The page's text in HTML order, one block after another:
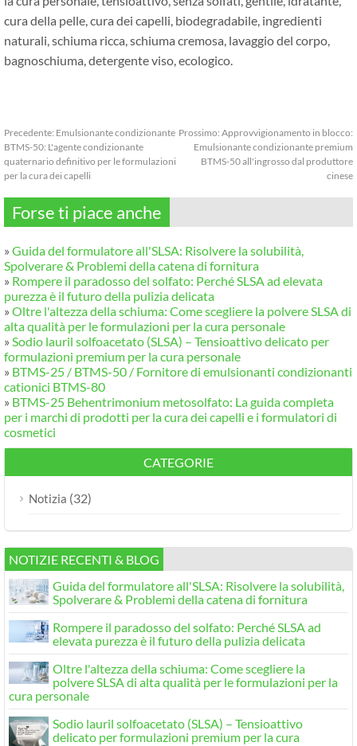
cura della pelle, cura dei capelli, biodegradabile, ingredienti
naturali, schiuma ricca, schiuma cremosa, lavaggio del corpo,
bagnoschiuma, detergente viso, ecologico.
Precedente: Emulsionante condizionante
BTMS-50: L'agente condizionante
quaternario definitivo per le formulazioni
per la cura dei capelli
Prossimo: Approvvigionamento in blocco:
Emulsionante condizionante premium
BTMS-50 all'ingrosso dal produttore
cinese
Forse ti piace anche
» Guida del formulatore all'SLSA: Risolvere la solubilità,
Spolverare & Problemi della catena di fornitura
» Rompere il paradosso del solfato: Perché SLSA ad elevata
purezza è il futuro della pulizia delicata
» Oltre l'altezza della schiuma: Come scegliere la polvere SLSA di
alta qualità per le formulazioni per la cura personale
» Sodio lauril solfoacetato (SLSA) – Tensioattivo delicato per
formulazioni premium per la cura personale
» BTMS-25 / BTMS-50 / Fornitore di emulsionanti condizionanti
cationici BTMS-80
» BTMS-25 Behentrimonium metosolfato: La guida completa
per i marchi di prodotti per la cura dei capelli e i formulatori di
cosmetici
CATEGORIE
Notizia (32)
NOTIZIE RECENTI & BLOG
Guida del formulatore all'SLSA: Risolvere la solubilità,
Spolverare & Problemi della catena di fornitura
Rompere il paradosso del solfato: Perché SLSA ad
elevata purezza è il futuro della pulizia delicata
Oltre l'altezza della schiuma: Come scegliere la
polvere SLSA di alta qualità per le formulazioni per la
cura personale
Sodio lauril solfoacetato (SLSA) – Tensioattivo
delicato per formulazioni premium per la cura